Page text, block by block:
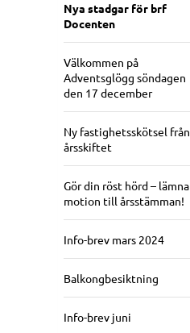
Nya stadgar för brf
Docenten
Välkommen på
Adventsglögg söndagen
den 17 december
Ny fastighetsskötsel från
årsskiftet
Gör din röst hörd – lämna
motion till årsstämman!
Info-brev mars 2024
Balkongbesiktning
Info-brev juni